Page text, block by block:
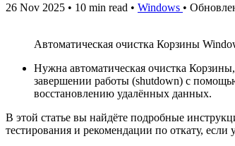
26 Nov 2025 • 10 min read • Windows •
Автоматическая очистка Корзины
Нужна автоматическая очистка
завершении работы (shutdown) с
восстановлению удалённых данных.
В этой статье вы найдёте подробные
тестирования и рекомендации по откату,